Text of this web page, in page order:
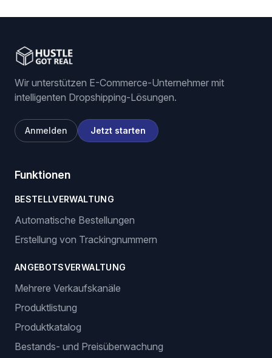
Wir unterstützen E-Commerce-Unternehmer mit
intelligenten Dropshipping-Lösungen.
Anmelden Jetzt starten
Funktionen
BESTELLVERWALTUNG
Automatische Bestellungen
Erstellung von Trackingnummern
ANGEBOTSVERWALTUNG
Mehrere Verkaufskanäle
Produktlistung
Produktkatalog
Bestands- und Preisüberwachung